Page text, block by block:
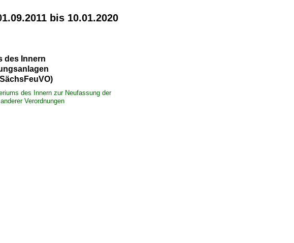
bis 10.01.2020
des Innern
des Innern zur Neufassung der
Verordnungen